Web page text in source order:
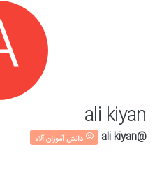
ali kiyan
@ali kiyan دانش آموزان آلاء